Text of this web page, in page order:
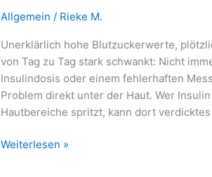
Allgemein / Rieke M.
Unerklärlich hohe Blutzuckerwerte,
von Tag zu Tag stark schwankt: Nicht
Insulindosis oder einem fehlerhaften
Problem direkt unter der Haut. Wer
Hautbereiche spritzt, kann dort
Lipohypertrophie
Weiterlesen »